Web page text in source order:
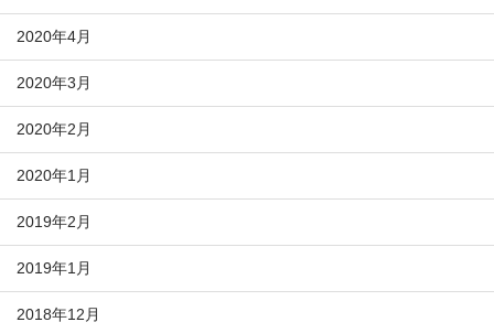
2020年4月
2020年3月
2020年2月
2020年1月
2019年2月
2019年1月
2018年12月